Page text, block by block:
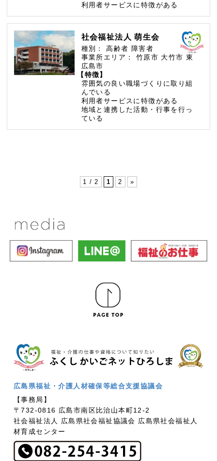
利用者サービスに特徴がある
社会福祉法人 萌生会
種別： 高齢者 障害者
事業所エリア：
竹原市 大竹市東
広島市
【特徴】
雰囲気の良い職場づくりに取り組
んでいる
利用者サービスに特徴がある
地域と連携した活動・行事を行っ
ている
1 / 2 1 2 »
広島県福祉・介護人材確保等総合支援協議会
【事務局】
〒732-0816 広島市南区比治山本町12-2
社会福祉法人 広島県社会福祉協議会 広島県社会福祉人
材育成センター